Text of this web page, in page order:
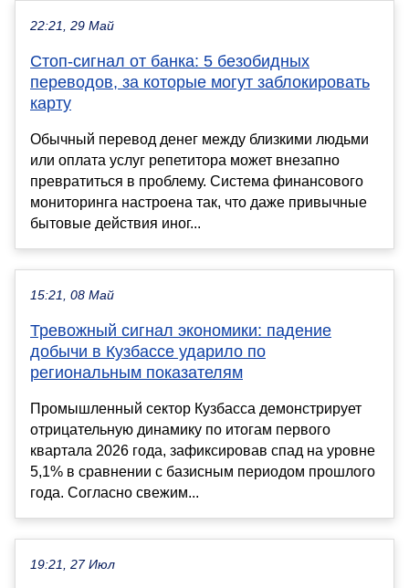
22:21, 29 Май
Стоп-сигнал от банка: 5 безобидных
переводов, за которые могут заблокировать
карту
Обычный перевод денег между близкими людьми
или оплата услуг репетитора может внезапно
превратиться в проблему. Система финансового
мониторинга настроена так, что даже привычные
бытовые действия иног...
15:21, 08 Май
Тревожный сигнал экономики: падение
добычи в Кузбассе ударило по
региональным показателям
Промышленный сектор Кузбасса демонстрирует
отрицательную динамику по итогам первого
квартала 2026 года, зафиксировав спад на уровне
5,1% в сравнении с базисным периодом прошлого
года. Согласно свежим...
19:21, 27 Июл